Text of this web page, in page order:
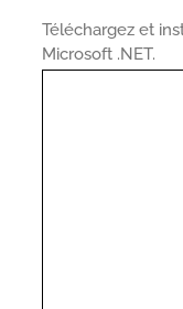
Téléchargez et
Microsoft .NET.